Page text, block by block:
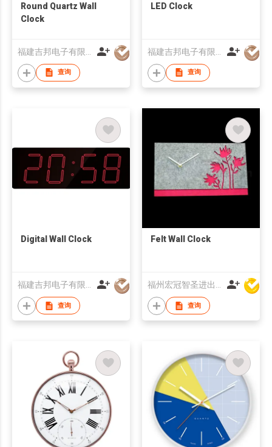
Round Quartz Wall
Clock
查询
LED Clock
查询
Digital Wall Clock
查询
Felt Wall Clock
查询